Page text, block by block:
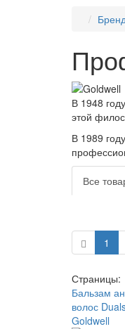
В 1948
этой
В 1989
Все
1
Страницы:
Бальзам
волос
Goldwell